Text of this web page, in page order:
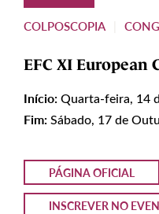
COLPOSCOPIA
EFC XI European
Início:Quarta-feira, 14
Fim:Sábado, 17 de
PÁGINA OFICIAL
INSCREVER NO